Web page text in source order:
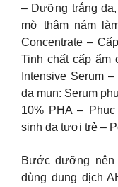
– Dưỡng trắng
mờ thâm nám
Concentrate –
Tinh chất cấp ẩm
Intensive Serum
da mụn: Serum
10% PHA –
sinh da tươi trẻ –
Bước dưỡng nên
dùng dung dịch